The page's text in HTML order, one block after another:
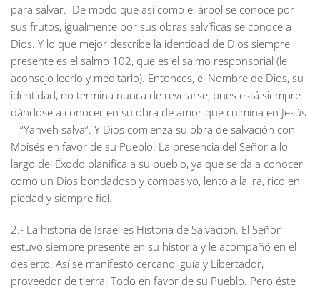
para salvar. De modo que así como el árbol se conoce por
sus frutos, igualmente por sus obras salvíficas se conoce a
Dios. Y lo que mejor describe la identidad de Dios siempre
presente es el salmo 102, que es el salmo responsorial (le
aconsejo leerlo y meditarlo). Entonces, el Nombre de Dios, su
identidad, no termina nunca de revelarse, pues está siempre
dándose a conocer en su obra de amor que culmina en Jesús
= “Yahveh salva”. Y Dios comienza su obra de salvación con
Moisés en favor de su Pueblo. La presencia del Señor a lo
largo del Éxodo planifica a su pueblo, ya que se da a conocer
como un Dios bondadoso y compasivo, lento a la ira, rico en
piedad y siempre fiel.
2.- La historia de Israel es Historia de Salvación. El Señor
estuvo siempre presente en su historia y le acompañó en el
desierto. Así se manifestó cercano, guía y Libertador,
proveedor de tierra. Todo en favor de su Pueblo. Pero éste